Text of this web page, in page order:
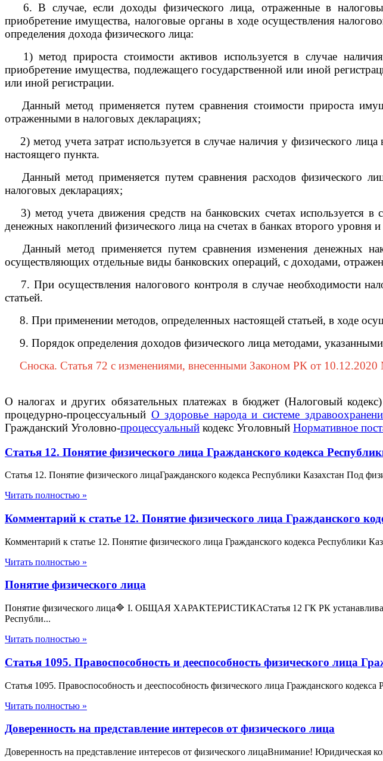
6. В случае, если доходы физического лица, отраженные в
приобретение имущества, налоговые органы в ходе осуществления
определения дохода физического лица:
1) метод прироста стоимости активов используется в случае
приобретение имущества, подлежащего государственной или иной
или иной регистрации.
Данный метод применяется путем сравнения стоимости прироста
отраженными в налоговых декларациях;
2) метод учета затрат используется в случае наличия у физического
настоящего пункта.
Данный метод применяется путем сравнения расходов физического
налоговых декларациях;
3) метод учета движения средств на банковских счетах используется
денежных накоплений физического лица на счетах в банках второго
Данный метод применяется путем сравнения изменения денежных
осуществляющих отдельные виды банковских операций, с доходами,
7. При осуществления налогового контроля в случае необходимости
статьей.
8. При применении методов, определенных настоящей статьей, в ходе
9. Порядок определения доходов физического лица методами,
Сноска. Статья 72 с изменениями, внесенными Законом РК от 10.12.2020
О налогах и других обязательных платежах в бюджет (Налоговый
процедурно-процессуальный О здоровье народа и системе
Гражданский Уголовно-процессуальный кодекс Уголовный Нормативное
Статья 12. Понятие физического лица Гражданского кодекса
Статья 12. Понятие физического лицаГражданского кодекса Республики Казахстан Под
Читать полностью »
Комментарий к статье 12. Понятие физического лица Гражданского
Комментарий к статье 12. Понятие физического лица Гражданского кодекса Республики
Читать полностью »
Понятие физического лица
Понятие физического лица🔷 I. ОБЩАЯ ХАРАКТЕРИСТИКАСтатья 12 ГК РК устанавливает
Республи...
Читать полностью »
Статья 1095. Правоспособность и дееспособность физического лица
Статья 1095. Правоспособность и дееспособность физического лица Гражданского
Читать полностью »
Доверенность на представление интересов от физического лица
Доверенность на представление интересов от физического лицаВнимание!